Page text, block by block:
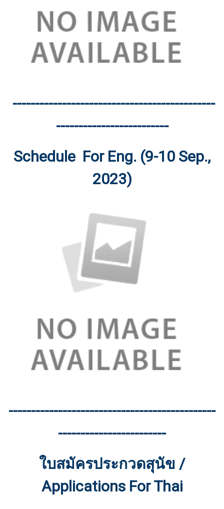
---------------------------------------------
-------------------------
Schedule For Eng. (9-10 Sep.,
2023)
----------------------------------------------
------------------------
ใบสมัครประกวดสุนัข /
Applications For Thai